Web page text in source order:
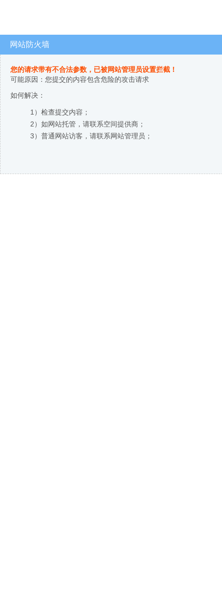
网站防火墙
您的请求带有不合法参数，已被网站管理员设置拦截！
可能原因：您提交的内容包含危险的攻击请求
如何解决：
1）检查提交内容；
2）如网站托管，请联系空间提供商；
3）普通网站访客，请联系网站管理员；